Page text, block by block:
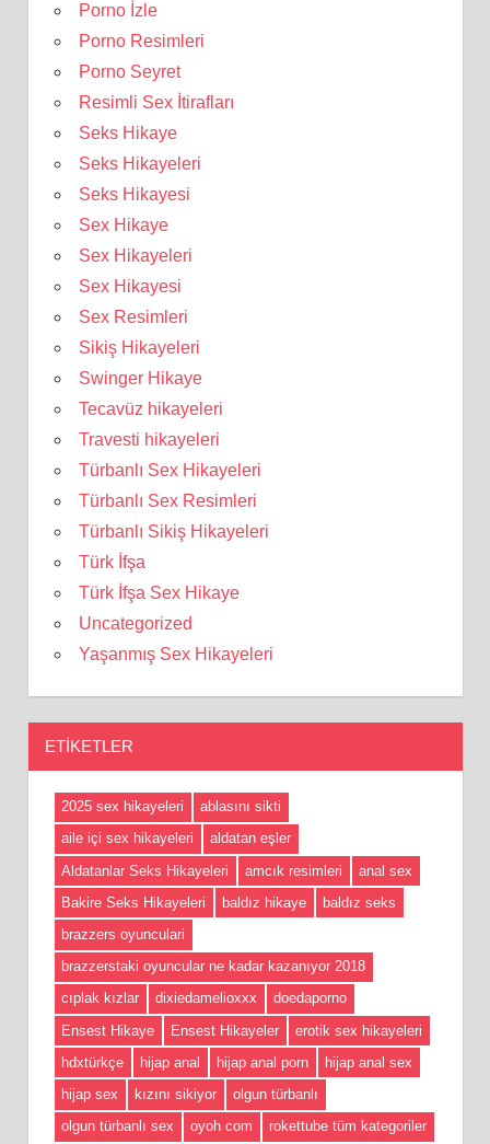
Porno İzle
Porno Resimleri
Porno Seyret
Resimli Sex İtirafları
Seks Hikaye
Seks Hikayeleri
Seks Hikayesi
Sex Hikaye
Sex Hikayeleri
Sex Hikayesi
Sex Resimleri
Sikiş Hikayeleri
Swinger Hikaye
Tecavüz hikayeleri
Travesti hikayeleri
Türbanlı Sex Hikayeleri
Türbanlı Sex Resimleri
Türbanlı Sikiş Hikayeleri
Türk İfşa
Türk İfşa Sex Hikaye
Uncategorized
Yaşanmış Sex Hikayeleri
ETIKETLER
2025 sex hikayeleri
ablasını sikti
aile içi sex hikayeleri
aldatan eşler
Aldatanlar Seks Hikayeleri
amcık resimleri
anal sex
Bakire Seks Hikayeleri
baldız hikaye
baldız seks
brazzers oyunculari
brazzerstaki oyuncular ne kadar kazanıyor 2018
cıplak kızlar
dixiedamelioxxx
doedaporno
Ensest Hikaye
Ensest Hikayeler
erotik sex hikayeleri
hdxtürkçe
hijap anal hijap anal porn
hijap anal sex
hijap sex
kızını sikiyor
olgun türbanlı
olgun türbanlı sex
oyoh com rokettube tüm kategoriler